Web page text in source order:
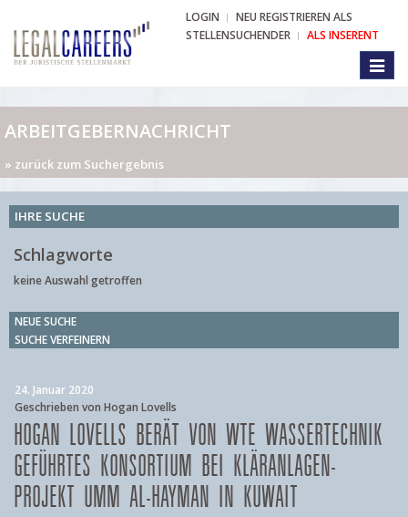
LOGIN
NEU REGISTRIEREN ALS
STELLENSUCHENDER
ALS INSERENT
ARBEITGEBERNACHRICHT
» zurück zum Suchergebnis
IHRE SUCHE
Schlagworte
keine Auswahl getroffen
NEUE SUCHE
SUCHE VERFEINERN
24. Januar 2020
Geschrieben von Hogan Lovells
HOGAN LOVELLS BERÄT VON WTE WASSERTECHNIK
GEFÜHRTES KONSORTIUM BEI KLÄRANLAGEN-
PROJEKT UMM AL-HAYMAN IN KUWAIT